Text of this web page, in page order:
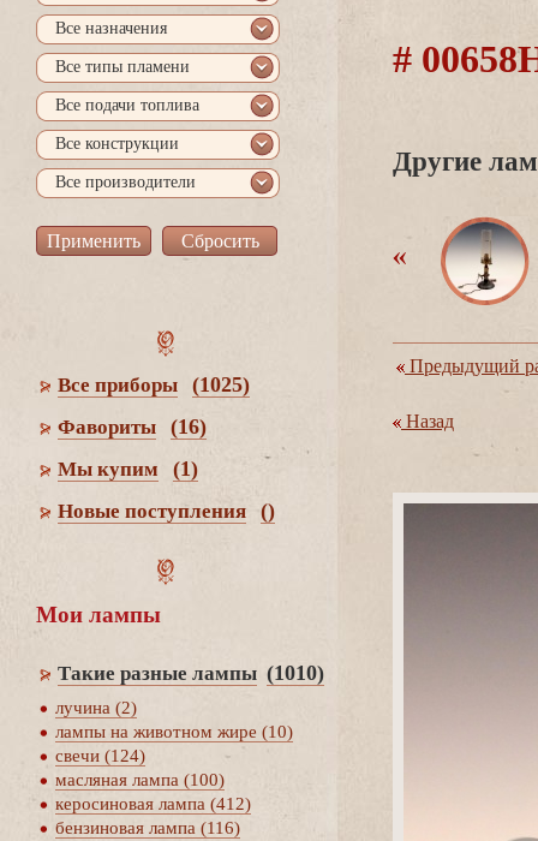
се назначения
се типы пламени
се подачи топлива
се конструкции
се производители
се приборы (1025)
Фавориты (16)
Мы купим (1)
Новые поступления ()
Мои лампы
Такие разные лампы (1010)
лучина (2)
лампы на животном жире (10)
свечи (124)
масляная лампа (100)
керосиновая лампа (412)
ензиновая лампа (116)
#
Другие
Предыдущий
Назад